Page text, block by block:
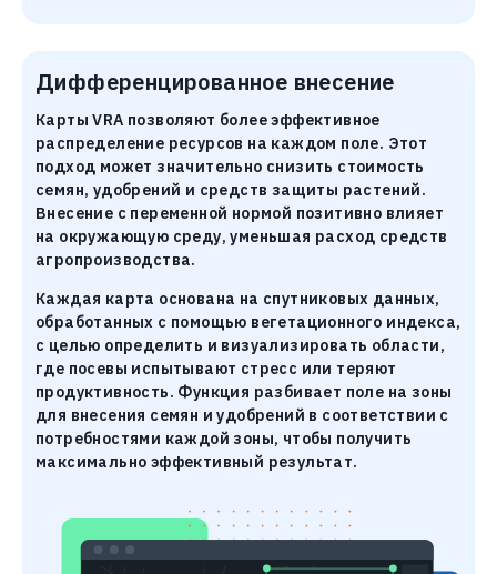
Дифференцированное внесение
Карты VRA позволяют более эффективное
распределение ресурсов на каждом поле. Этот
подход может значительно снизить стоимость
семян, удобрений и средств защиты растений.
Внесение с переменной нормой позитивно влияет
на окружающую среду, уменьшая расход средств
агропроизводства.
Каждая карта основана на спутниковых данных,
обработанных с помощью вегетационного индекса,
с целью определить и визуализировать области,
где посевы испытывают стресс или теряют
продуктивность. Функция разбивает поле на зоны
для внесения семян и удобрений в соответствии с
потребностями каждой зоны, чтобы получить
максимально эффективный результат.